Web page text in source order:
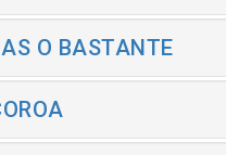
O BASTANTE